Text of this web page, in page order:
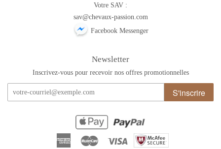
Votre SAV :
sav@chevaux-passion.com
Facebook Messenger
Newsletter
Inscrivez-vous pour recevoir nos offres promotionnelles
S'inscrire
American Master Visa